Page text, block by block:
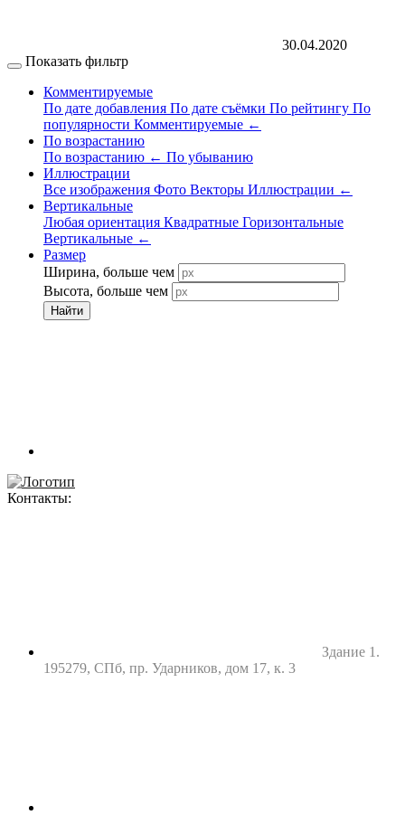
30.04.2020
Показать фильтр
Комментируемые
По дате добавления По дате съёмки По рейтингу По
популярности Комментируемые ←
По возрастанию
По возрастанию ← По убыванию
Иллюстрации
Все изображения Фото Векторы Иллюстрации ←
Вертикальные
Любая ориентация Квадратные Горизонтальные
Вертикальные ←
Размер
Ширина, больше чем
Высота, больше чем
Найти
Контакты:
Здание 1.
195279, СПб, пр. Ударников, дом 17, к. 3